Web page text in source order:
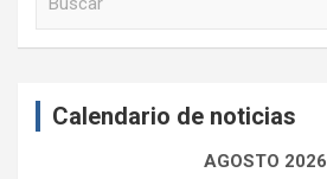
Calendario de noticias
AGOSTO 2026